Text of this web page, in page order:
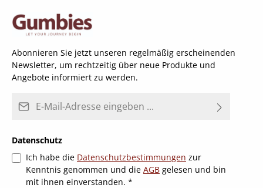
Abonnieren Sie jetzt unseren regelmäßig erscheinenden
Newsletter, um rechtzeitig über neue Produkte und
Angebote informiert zu werden.
Datenschutz
Ich habe die Datenschutzbestimmungen zur
Kenntnis genommen und die AGB gelesen und bin
mit ihnen einverstanden. *